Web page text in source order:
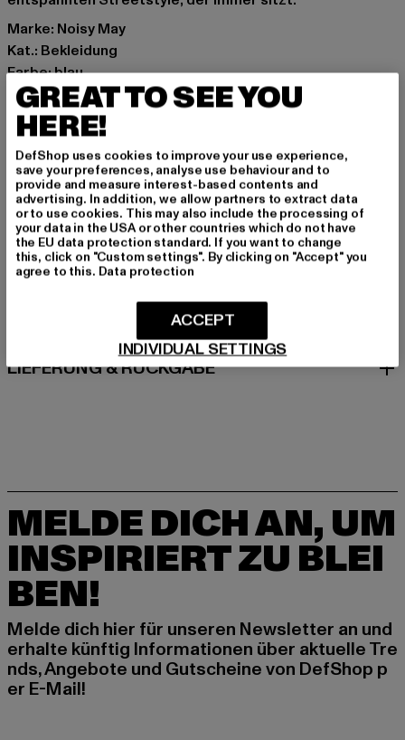
Marke: Noisy May
Kat.: Bekleidung
Farbe: blau
Hersteller Farbe: medium blue denim
Materialzusammensetzung: 100% Baumwolle
Art.Nr: 27034916-07420
Hersteller: Bestseller Textilhandels GmbH |
info@bestseller.com
Schöneberger Straße 15 | 10963 Berlin | DE
GRÖSSE & PASSFORM
LIEFERUNG & RÜCKGABE
MELDE DICH AN, UM
INSPIRIERT ZU BLEI
BEN!
Melde dich hier für unseren Newsletter an und
erhalte künftig Informationen über aktuelle Tre
nds, Angebote und Gutscheine von DefShop p
er E-Mail!
GREAT TO SEE YOU
HERE!
DefShop uses cookies to improve your use experience,
save your preferences, analyse use behaviour and to
provide and measure interest-based contents and
advertising. In addition, we allow partners to extract data
or to use cookies. This may also include the processing of
your data in the USA or other countries which do not have
the EU data protection standard. If you want to change
this, click on "Custom settings". By clicking on "Accept" you
agree to this. Data protection
INDIVIDUAL SETTINGS
ACCEPT